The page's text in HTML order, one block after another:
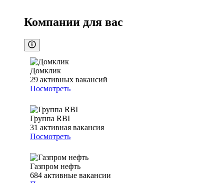
Компании для вас
Домклик
29 активных вакансий
Посмотреть
Группа RBI
31 активная вакансия
Посмотреть
Газпром нефть
684 активные вакансии